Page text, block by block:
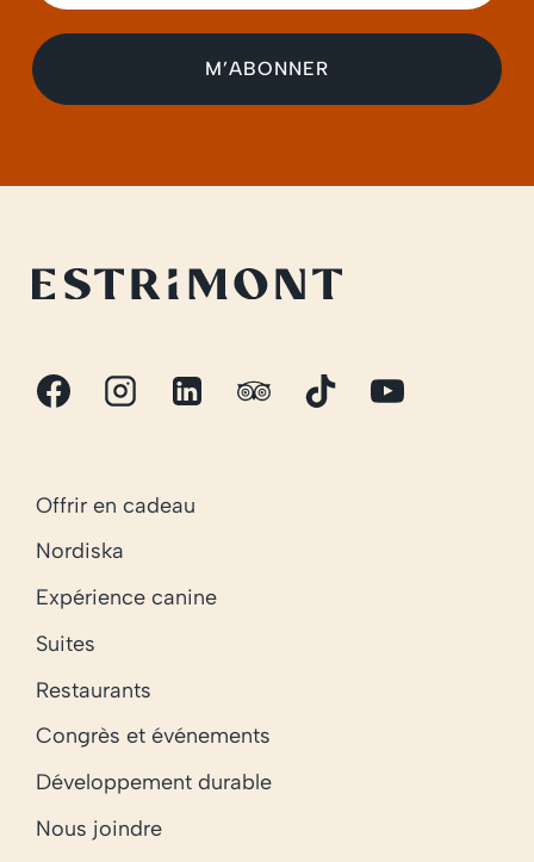
M’ABONNER
Offrir en cadeau
Nordiska
Expérience canine
Suites
Restaurants
Congrès et événements
Développement durable
Nous joindre